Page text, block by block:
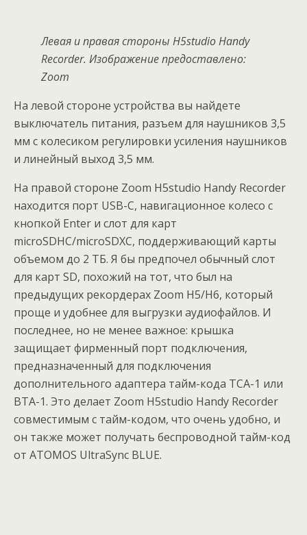
Левая и правая стороны H5studio Handy
Recorder. Изображение предоставлено:
Zoom
На левой стороне устройства вы найдете
выключатель питания, разъем для наушников 3,5
мм с колесиком регулировки усиления наушников
и линейный выход 3,5 мм.
На правой стороне Zoom H5studio Handy Recorder
находится порт USB-C, навигационное колесо с
кнопкой Enter и слот для карт
microSDHC/microSDXC, поддерживающий карты
объемом до 2 ТБ. Я бы предпочел обычный слот
для карт SD, похожий на тот, что был на
предыдущих рекордерах Zoom H5/H6, который
проще и удобнее для выгрузки аудиофайлов. И
последнее, но не менее важное: крышка
защищает фирменный порт подключения,
предназначенный для подключения
дополнительного адаптера тайм-кода TCA-1 или
BTA-1. Это делает Zoom H5studio Handy Recorder
совместимым с тайм-кодом, что очень удобно, и
он также может получать беспроводной тайм-код
от ATOMOS UltraSync BLUE.